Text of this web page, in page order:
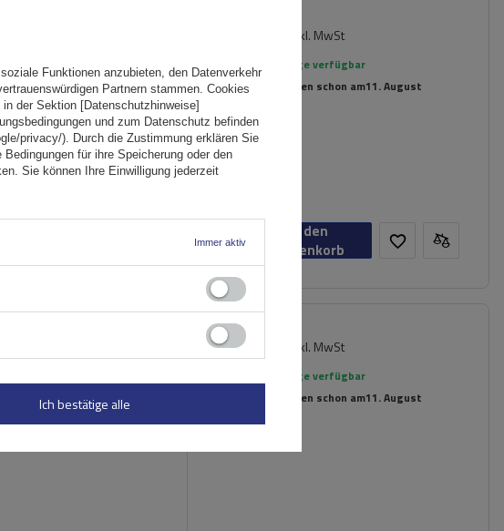
inkl. MwSt
Große Menge verfügbar
Wir versenden schon am11. August
In den
Warenkorb
für
Reling
237,89 € inkl. MwSt
Große Menge verfügbar
Wir versenden schon am11. August
Funktionen anzubieten, den Datenverkehr
Partnern stammen. Cookies
der Sektion [Datenschutzhinweise]
und zum Datenschutz befinden
privacy/). Durch die Zustimmung erklären Sie
für ihre Speicherung oder den
Sie können Ihre Einwilligung jederzeit
Immer aktiv
Ich bestätige alle